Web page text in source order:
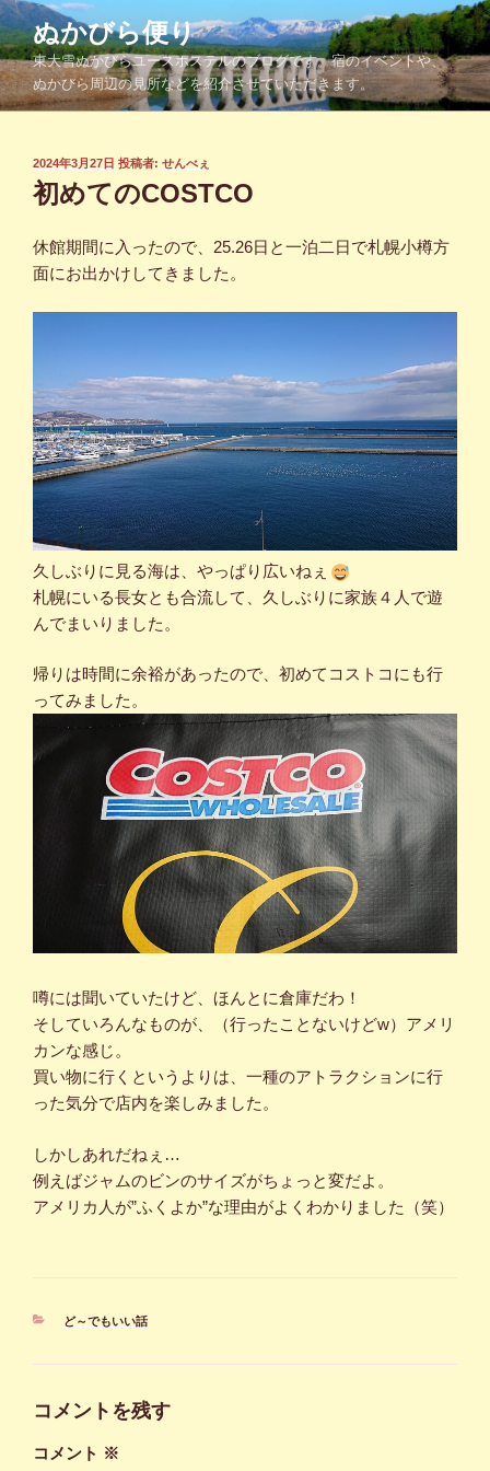
コ
ン
テ
ン
ツ
ぬかびら便り
東大雪ぬかびらユースホステルのブログです。宿のイベントや、
ぬかびら周辺の見所などを紹介させていただきます。
投
稿
日:
2024年3月27日 投稿者: せんべぇ
初めてのCOSTCO
休館期間に入ったので、25.26日と一泊二日で札幌小樽方
面にお出かけしてきました。
久しぶりに見る海は、やっぱり広いねぇ
札幌にいる長女とも合流して、久しぶりに家族４人で遊
んでまいりました。
帰りは時間に余裕があったので、初めてコストコにも行
ってみました。
噂には聞いていたけど、ほんとに倉庫だわ！
そしていろんなものが、（行ったことないけどw）アメリ
カンな感じ。
買い物に行くというよりは、一種のアトラクションに行
った気分で店内を楽しみました。
しかしあれだねぇ…
例えばジャムのビンのサイズがちょっと変だよ。
アメリカ人が”ふくよか”な理由がよくわかりました（笑）
カ
ど～でもいい話
コメントを残す
コメント ※